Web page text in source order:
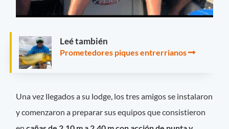
Leé también
Prometedores piques entrerrianos
Una vez llegados a su lodge, los tres amigos se instalaron
y comenzaron a preparar sus equipos que consistieron